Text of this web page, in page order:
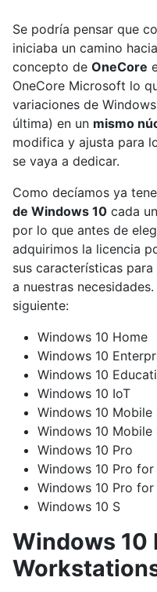
Se podría pensar que
iniciaba un camino
concepto de OneCore
OneCore Microsoft lo
variaciones de
última) en un mismo
modifica y ajusta para
se vaya a dedicar.
Como decíamos ya
de Windows 10 cada
por lo que antes de
adquirimos la licencia
sus características
a nuestras
siguiente:
Windows 10 Home
Windows 10
Windows 10
Windows 10 IoT
Windows 10 Mobile
Windows 10 Mobile
Windows 10 Pro
Windows 10 Pro for
Windows 10 Pro
Windows 10 S
Windows 10